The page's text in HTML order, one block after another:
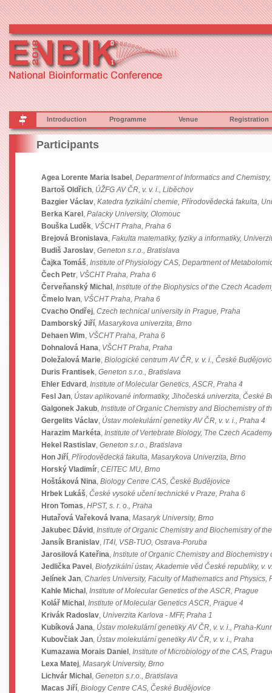
Introduction Programme Venue Registration
Participants
Agea Lorente Maria Isabel , Department of Informatics and
Bartoš Oldřich, ÚŽFG AV ČR, v. v. i., Liběchov
Bazgier Václav, Katedra fyzikální chemie, Přírodovědecká fakulta,
Berka Karel , Palacky University, Olomouc
Bouška Luděk, VŠCHT Praha, Praha 6
Brejová Bronislava, Fakulta matematiky, fyziky a informatiky,
Budiš Jaroslav, Geneton s.r.o., Bratislava
Čajka Tomáš, Institute of Physiology CAS, Department of
Čech Petr, VŠCHT Praha, Praha 6
Červeňanský Michal , Institute of the Biophysics of the Czech
Čmelo Ivan, VŠCHT Praha, Praha 6
Cvacho Ondřej, Czech technical university in Prague, Praha
Damborský Jiří, Masarykova univerzita, Brno
Dehaen Wim, VŠCHT Praha, Praha 6
Dohnalová Hana, VŠCHT Praha, Praha
Doležalová Marie, Biologické centrum AV ČR, v. v. i., České
Duris Frantisek, Geneton s.r.o., Bratislava
Ehler Edvard , Institute of Molecular Genetics, ASCR, Praha 4
Fesl Jan, Ústav aplikované informatiky, Jihočeská univerzita, České
Galgonek Jakub, Institute of Organic Chemistry and Biochemistry of
Gergelits Václav, Ústav molekulární genetiky AV ČR, v. v. i., Praha 4
Harazim Markéta, Institute of Vertebrate Biology, The Czech
Hekel Rastislav, Geneton s.r.o., Bratislava
Hon Jiří, Přírodovědecká fakulta, Masarykova Univerzita, Brno
Horský Vladimír, CEITEC MU, Brno
Hoštáková Nina, Biology Centre CAS, České Budějovice
Hrbek Lukáš, České vysoké učení technické v Praze, Praha 6
Hron Tomas, HPST, s. r. o., Praha
Hutařová Vařeková Ivana, Masaryk University, Brno
Jakubec Dávid , Institute of Organic Chemistry and Biochemistry of
Jansík Branislav, IT4I, VSB-TUO, Ostrava-Poruba
Jarosilová Kateřina, Institute of Organic Chemistry and Biochemistry
Jedlička Pavel , Biofyzikální ústav, Akademie věd České republiky, v.
Jelínek Jan, Charles University, Faculty of Mathematics and Physics,
Kahle Michal , Institute of Molecular Genetics of the ASCR, Prague
Kolář Michal , Institute of Molecular Genetics ASCR, Prague 4
Krivák Radoslav, Univerzita Karlova - MFF, Praha 1
Kubíková Jana, Ústav molekulární genetiky AV ČR, v. v. i., Praha-
Kubovčiak Jan, Ústav molekulární genetiky AV ČR, v. v. i., Praha
Kumazawa Morais Daniel , Institute of Microbiology of the CAS,
Lexa Matej, Masaryk University, Brno
Lichvár Michal , Geneton s.r.o., Bratislava
Macas Jiří, Biology Centre CAS, České Budějovice